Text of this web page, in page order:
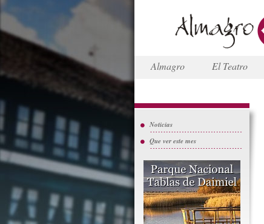
Almagro El Teatro
Noticias
Que ver este mes